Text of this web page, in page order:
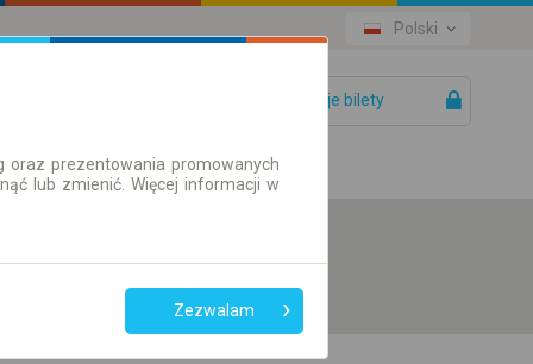
Polski
Twoje bilety
oraz prezentowania promowanych
lub zmienić. Więcej informacji w
Zezwalam